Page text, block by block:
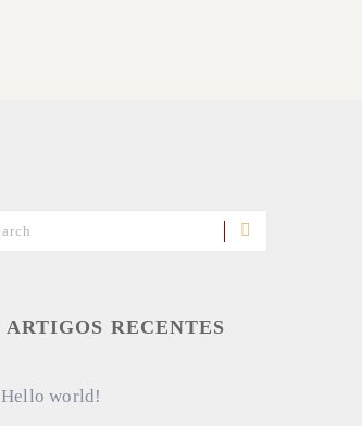
ARTIGOS RECENTES
Hello world!